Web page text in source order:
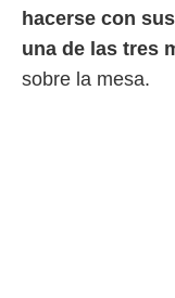
en
hacerse con
una de las tres
sobre la mesa.